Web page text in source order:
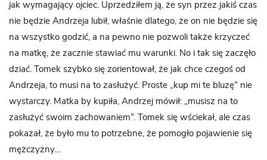
jak wymagający ojciec. Uprzedziłem ją, że syn przez jakiś czas
nie będzie Andrzeja lubił, właśnie dlatego, że on nie będzie się
na wszystko godzić, a na pewno nie pozwoli także krzyczeć
na matkę, że zacznie stawiać mu warunki. No i tak się zaczęło
dziać. Tomek szybko się zorientował, że jak chce czegoś od
Andrzeja, to musi na to zasłużyć. Proste „kup mi te bluzę” nie
wystarczy. Matka by kupiła, Andrzej mówił: „musisz na to
zasłużyć swoim zachowaniem”. Tomek się wściekał, ale czas
pokazał, że było mu to potrzebne, że pomogło pojawienie się
mężczyzny…